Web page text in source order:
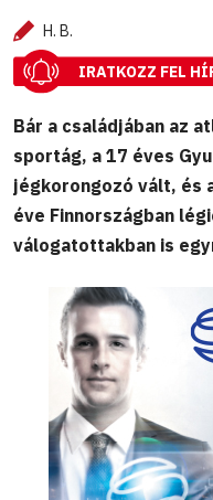
H. B.
IRATKOZZ FEL
Bár a családjában az
sportág, a 17 éves
jégkorongozó vált, és
éve Finnországban
válogatottakban is